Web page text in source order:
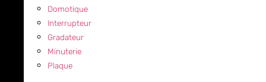
Domotique
Interrupteur
Gradateur
Minuterie
Plaque